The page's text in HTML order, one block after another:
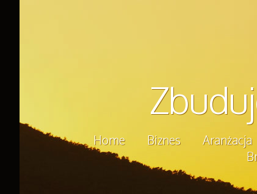
Home Biznes Aranżacja